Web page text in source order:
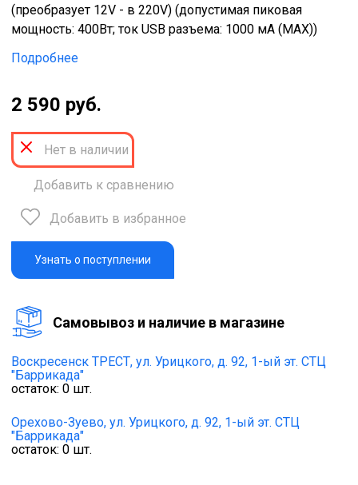
(преобразует 12V - в 220V) (допустимая пиковая
мощность: 400Вт; ток USB разъема: 1000 мА (МАХ))
Подробнее
2 590 руб.
Нет в наличии
Добавить к сравнению
Добавить в избранное
Узнать о поступлении
Cамовывоз и наличие в магазине
Воскресенск ТРЕСТ, ул. Урицкого, д. 92, 1-ый эт. СТЦ
"Баррикада"
остаток: 0 шт.
Орехово-Зуево, ул. Урицкого, д. 92, 1-ый эт. СТЦ
"Баррикада"
остаток: 0 шт.